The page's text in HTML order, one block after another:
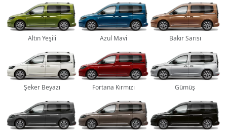
Altın Yeşili Azul Mavi Bakır Sarısı
Şeker Beyazı Fortana Kırmızı Gümüş